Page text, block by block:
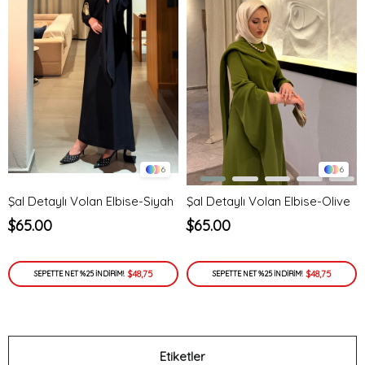
6
Şal Detaylı Volan Elbise-Siyah
$65.00
SEPETTE NET %25 İNDİRİM! $48,75
6
Şal Detaylı Volan Elbise-Olive
$65.00
SEPETTE NET %25 İNDİRİM! $48,75
Etiketler